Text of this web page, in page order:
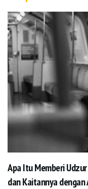
Apa Itu Memberi
dan Kaitannya